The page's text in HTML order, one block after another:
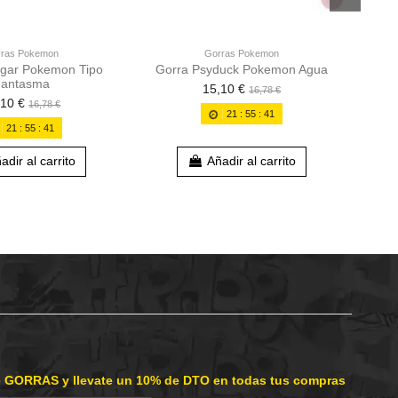
Pokemon
Pokemon Tipo
€ 16,78 €
21 :55 :40
al carrito
Gorras Pokemon
Gorra Psyduck Pokemon Agua
15,10 € 16,78 €
21 :55 :40
Añadir al carrito
y llevate un 10% de DTO en todas tus compras